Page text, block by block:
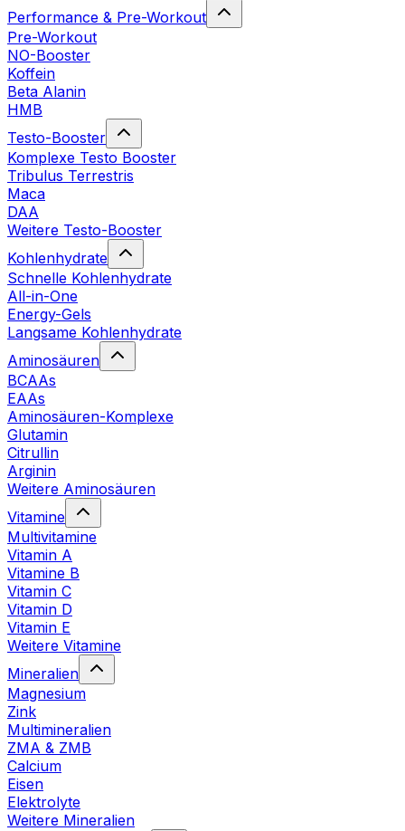
Performance & Pre-Workout
Pre-Workout
NO-Booster
Koffein
Beta Alanin
HMB
Testo-Booster
Komplexe Testo Booster
Tribulus Terrestris
Maca
DAA
Weitere Testo-Booster
Kohlenhydrate
Schnelle Kohlenhydrate
All-in-One
Energy-Gels
Langsame Kohlenhydrate
Aminosäuren
BCAAs
EAAs
Aminosäuren-Komplexe
Glutamin
Citrullin
Arginin
Weitere Aminosäuren
Vitamine
Multivitamine
Vitamin A
Vitamine B
Vitamin C
Vitamin D
Vitamin E
Weitere Vitamine
Mineralien
Magnesium
Zink
Multimineralien
ZMA & ZMB
Calcium
Eisen
Elektrolyte
Weitere Mineralien